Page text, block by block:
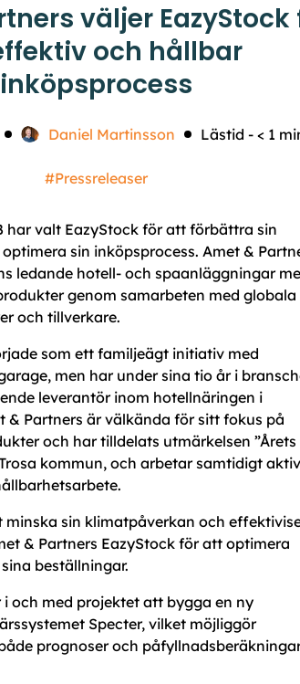
väljer EazyStock
och hållbar
inköpsprocess
Daniel Martinsson Lästid - < 1
#Pressreleaser
har valt EazyStock för att förbättra sin
sin inköpsprocess. Amet &
ledande hotell- och spaanläggningar
genom samarbeten med globala
och tillverkare.
som ett familjeägt initiativ med
men har under sina tio år i
leverantör inom hotellnäringen i
& Partners är välkända för sitt fokus på
och har tilldelats utmärkelsen ”Årets
kommun, och arbetar samtidigt
minska sin klimatpåverkan och
& Partners EazyStock för att optimera
beställningar.
i och med projektet att bygga en ny
Specter, vilket möjliggör
prognoser och